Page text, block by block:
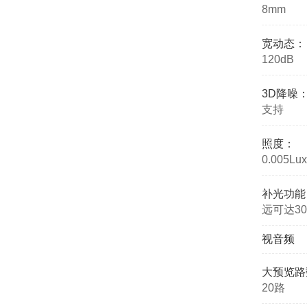
8mm
宽动态：
120dB
3D降噪
支持
照度：
补光功
远可达
视音频
大预览
20路